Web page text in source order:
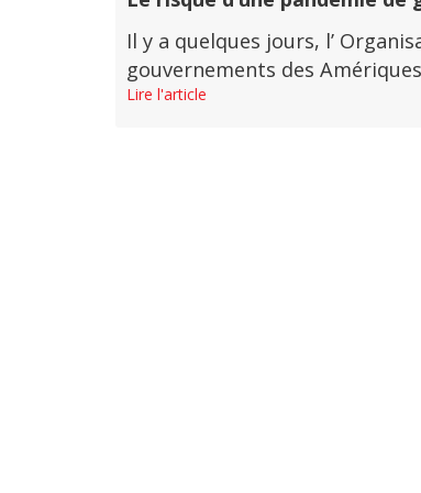
Il y a quelques jours, l’
gouvernements des
Lire l'article